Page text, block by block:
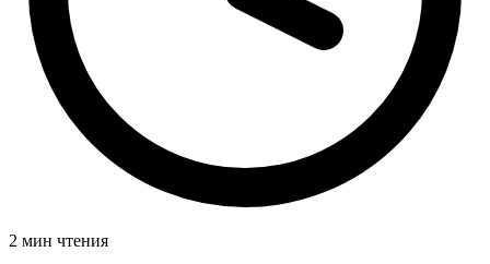
2 мин чтения